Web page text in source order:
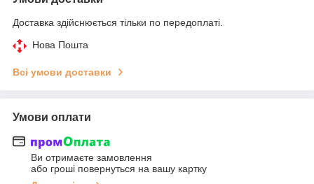
Доставка здійснюється тільки по передоплаті.
Нова Пошта
Всі умови доставки
Умови оплати
Ви отримаєте замовлення
або гроші повернуться на вашу картку